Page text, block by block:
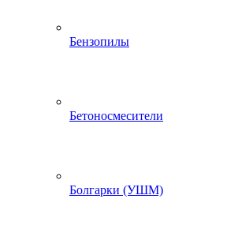
Бензопилы
Бетоносмесители
Болгарки (УШМ)